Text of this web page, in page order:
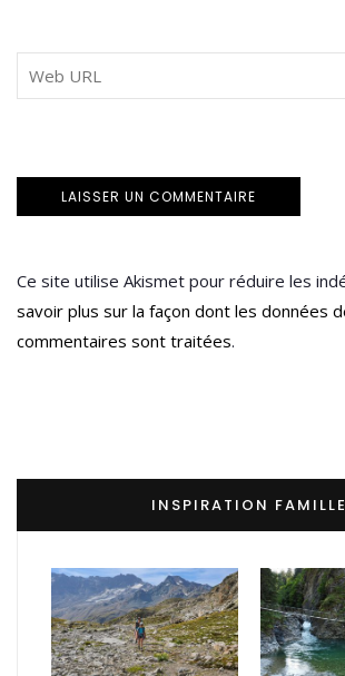
Ce site utilise Akismet pour réduire les
savoir plus sur la façon dont les données
commentaires sont traitées.
INSPIRATION FAMILLE